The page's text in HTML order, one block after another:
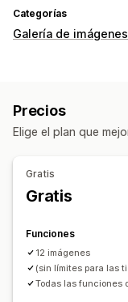
Categorías
Galería de imágenes
Estilos
Protección de las
Zoom en imágenes
Adaptación a
Compartir en redes
Precios
Elige el plan que
Gratis
Gratis
Funciones
12 imágenes
(sin límites para las
Todas las funciones